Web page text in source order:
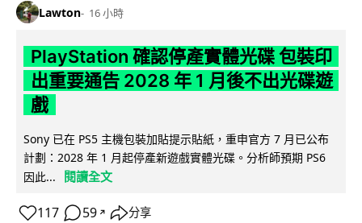
Lawton 16 小時
PlayStation 確認停產實體光碟 包裝印
出重要通告 2028 年 1 月後不出光碟遊
戲
Sony 已在 PS5 主機包裝加貼提示貼紙，重申官方 7 月已公布
計劃：2028 年 1 月起停產新遊戲實體光碟。分析師預期 PS6
因此...
閱讀全文
117 59 ↗ 分享